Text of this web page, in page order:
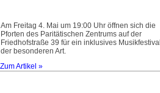
Am Freitag 4. Mai um 19:00 Uhr öffnen sich die
Pforten des Paritätischen Zentrums auf der
Friedhofstraße 39 für ein inklusives Musikfestival
der besonderen Art.
Zum Artikel »